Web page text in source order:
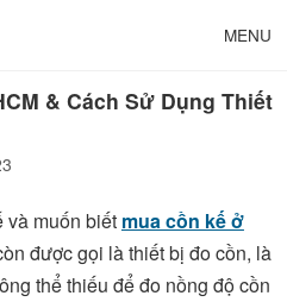
MENU
& Cách Sử Dụng Thiết
và muốn biết mua cồn kế ở
được gọi là thiết bị đo cồn, là
thể thiếu để đo nồng độ cồn